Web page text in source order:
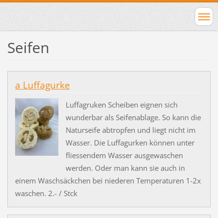
Seifen
a Luffagurke
Luffagruken Scheiben eignen sich
wunderbar als Seifenablage. So kann die
Naturseife abtropfen und liegt nicht im
Wasser. Die Luffagurken können unter
fliessendem Wasser ausgewaschen
werden. Oder man kann sie auch in
einem Waschsäckchen bei niederen Temperaturen 1-2x
waschen. 2.- / Stck